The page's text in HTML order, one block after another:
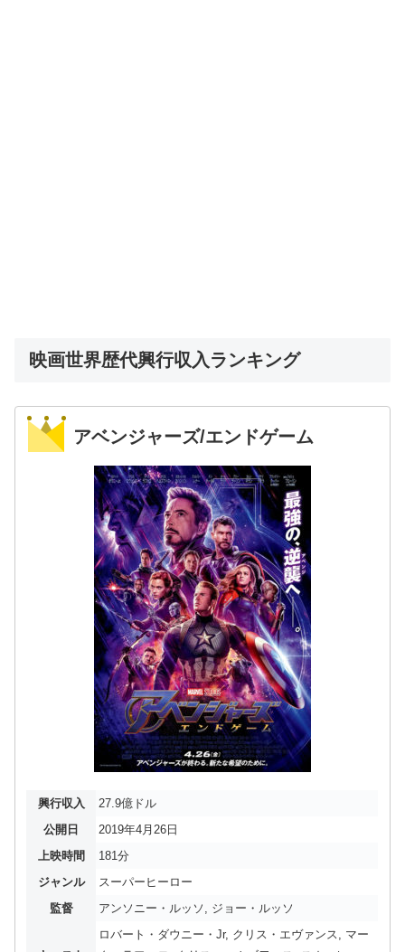
映画世界歴代興行収入ランキング
アベンジャーズ/エンドゲーム
興行収入
27.9億ドル
公開日
2019年4月26日
上映時間
181分
ジャンル
スーパーヒーロー
監督
アンソニー・ルッソ, ジョー・ルッソ
ロバート・ダウニー・Jr, クリス・エヴァンス, マー